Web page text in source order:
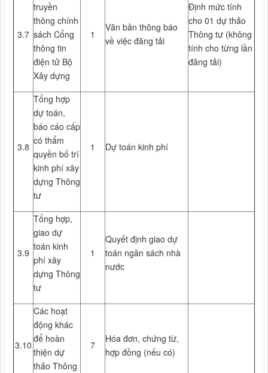
3.7
truyền
thông chính
sách Cổng
thông tin
điện tử Bộ
Xây dựng
1
Văn bản thông báo
về việc đăng tải
Định mức tính
cho 01 dự thảo
Thông tư (không
tính cho từng lần
đăng tải)
3.8
Tổng hợp
dự toán,
báo cáo cấp
có thẩm
quyền bố trí
kinh phí xây
dựng Thông
tư
1 Dự toán kinh phí
3.9
Tổng hợp,
giao dự
toán kinh
phí xây
dựng Thông
tư
1
Quyết định giao dự
toán ngân sách nhà
nước
3.10
Các hoạt
động khác
để hoàn
thiện dự
thảo Thông
7
Hóa đơn, chứng từ,
hợp đồng (nếu có)